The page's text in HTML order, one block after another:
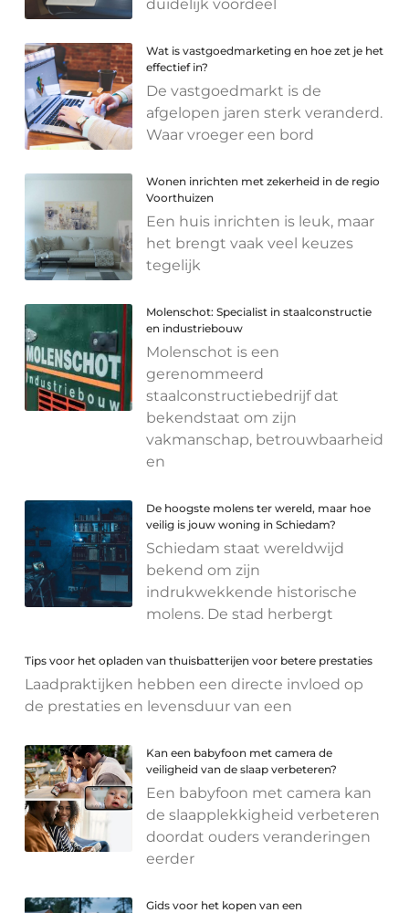
duidelijk voordeel
Wat is vastgoedmarketing en hoe zet je het
effectief in?
De vastgoedmarkt is de
afgelopen jaren sterk veranderd.
Waar vroeger een bord
Wonen inrichten met zekerheid in de regio
Voorthuizen
Een huis inrichten is leuk, maar
het brengt vaak veel keuzes
tegelijk
Molenschot: Specialist in staalconstructie
en industriebouw
Molenschot is een
gerenommeerd
staalconstructiebedrijf dat
bekendstaat om zijn
vakmanschap, betrouwbaarheid
en
De hoogste molens ter wereld, maar hoe
veilig is jouw woning in Schiedam?
Schiedam staat wereldwijd
bekend om zijn
indrukwekkende historische
molens. De stad herbergt
Tips voor het opladen van thuisbatterijen voor betere prestaties
Laadpraktijken hebben een directe invloed op
de prestaties en levensduur van een
Kan een babyfoon met camera de
veiligheid van de slaap verbeteren?
Een babyfoon met camera kan
de slaapplekkigheid verbeteren
doordat ouders veranderingen
eerder
Gids voor het kopen van een